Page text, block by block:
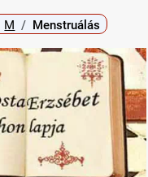
M Menstruálás